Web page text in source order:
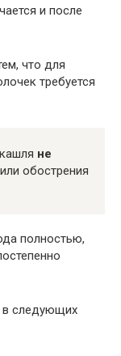
и после
что для
требуется
не
обострения
полностью,
в следующих